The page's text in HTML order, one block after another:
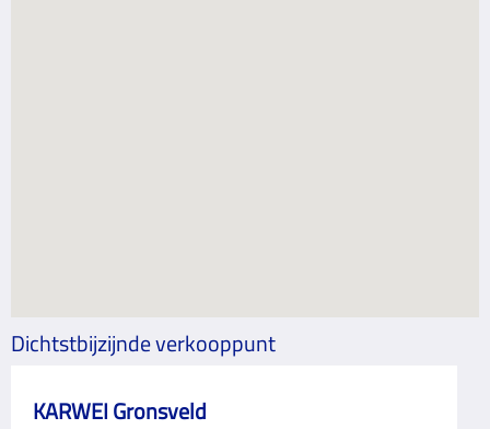
Dichtstbijzijnde verkooppunt
KARWEI Gronsveld